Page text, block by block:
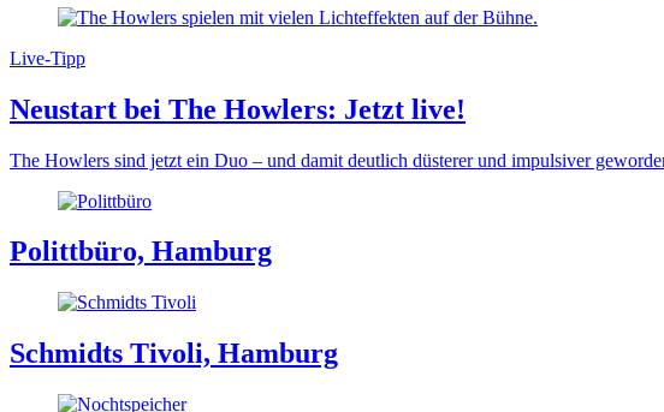
Live-Tipp
Neustart bei The Howlers: Jetzt live!
The Howlers sind jetzt ein Duo – und damit deutlich düsterer und impulsiver
Polittbüro, Hamburg
Schmidts Tivoli, Hamburg